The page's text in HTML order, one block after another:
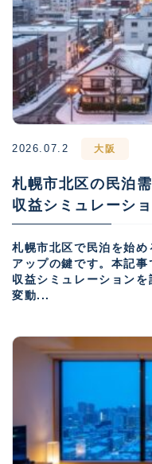
2026.07.2 大阪
札幌市北区の民泊
収益シミュレーシ
札幌市北区で民泊を始
アップの鍵です。本記
収益シミュレーション
変動...